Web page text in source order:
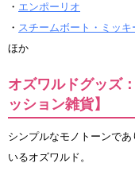
・ エンポーリオ
・ スチームボート・ミッキ
ほか
オズワルドグッズ
ッション雑貨】
シンプルなモノトーンで
いるオズワルド。